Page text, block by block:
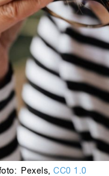
Pexels,CC0 1.0